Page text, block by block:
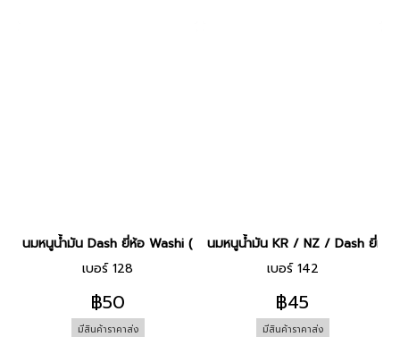
นมหนูน้ำมัน Dash ยี่ห้อ Washi (N.128)
เบอร์ 128
฿50
มีสินค้าราคาส่ง
นมหนูน้ำมัน KR / NZ / Dash ยี่ห้อ
เบอร์ 142
฿45
มีสินค้าราคาส่ง